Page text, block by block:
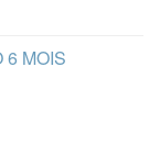
6 MOIS